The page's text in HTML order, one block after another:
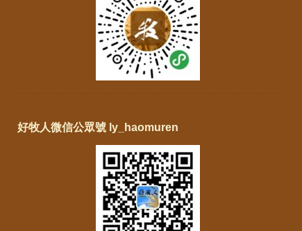
好牧人微信公眾號 ly_haomuren